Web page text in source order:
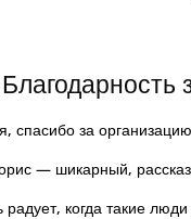
Благодарность
спасибо за
— шикарный,
радует, когда такие